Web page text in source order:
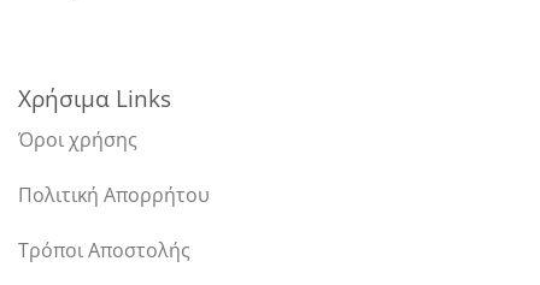
Χρήσιμα Links
Όροι χρήσης
Πολιτική Απορρήτου
Τρόποι Αποστολής